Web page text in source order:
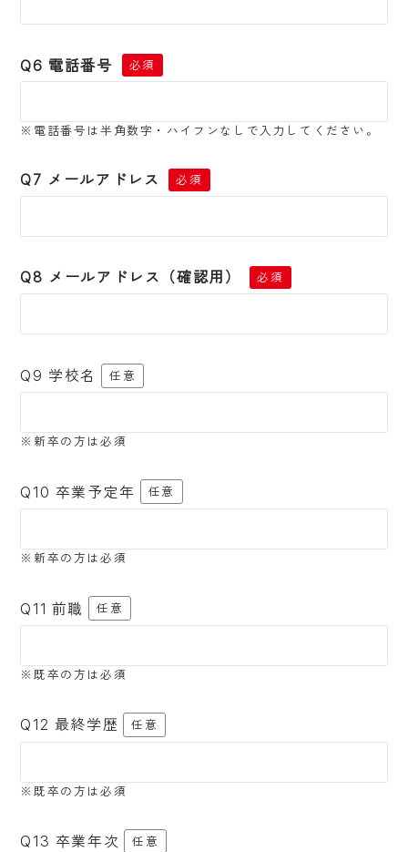
Q6 電話番号 必須
※電話番号は半角数字・ハイフンなしで入力してください。
Q7 メールアドレス 必須
Q8 メールアドレス（確認用） 必須
Q9 学校名 任意
※新卒の方は必須
Q10 卒業予定年 任意
※新卒の方は必須
Q11 前職 任意
※既卒の方は必須
Q12 最終学歴 任意
※既卒の方は必須
Q13 卒業年次 任意